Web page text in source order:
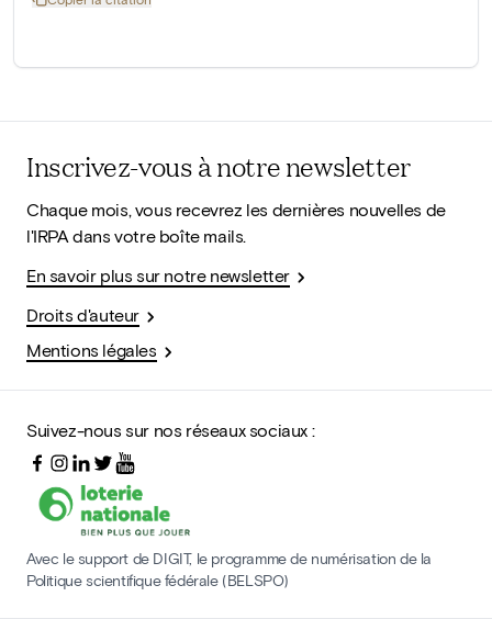
Inscrivez-vous à notre newsletter
Chaque mois, vous recevrez les dernières nouvelles de
l'IRPA dans votre boîte mails.
En savoir plus sur notre newsletter
Droits d'auteur
Mentions légales
Suivez-nous sur nos réseaux sociaux :
Avec le support de DIGIT, le programme de numérisation de la
Politique scientifique fédérale (BELSPO)